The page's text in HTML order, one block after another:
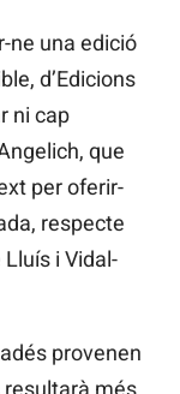
ne una edició
d’Edicions
ni cap
que
per oferir-
respecte
i Vidal-
provenen
resultarà més